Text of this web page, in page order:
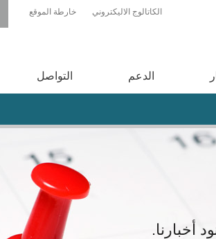
الكاتالوج الاليكتروني خارطة الموقع
الدعم التواصل
أخبارنا.